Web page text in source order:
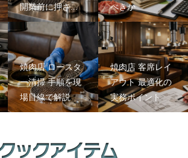
開業前に押さ...
べきか
焼肉店 ロースタ
ー清掃 手順を現
場目線で解説
焼肉店 客席レイ
アウト 最適化の
実務ポイント